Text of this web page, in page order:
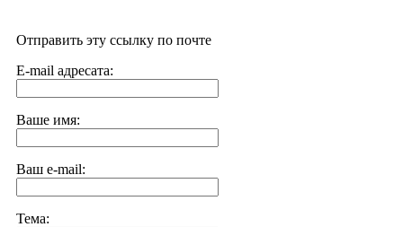
Отправить эту ссылку по почте
E-mail адресата:
Ваше имя:
Ваш e-mail:
Тема: